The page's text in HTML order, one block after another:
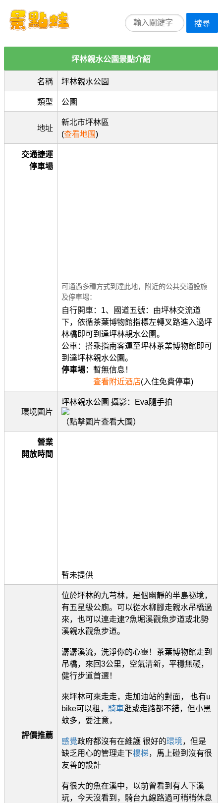
搜尋
坪林親水公園景點介紹
名稱 坪林親水公園
類型 公園
地址
新北市坪林區
(查看地圖)
交通捷運
停車場
可通過多種方式到達此地，附近的公共交通設施
及停車場：
自行開車：1、國道五號：由坪林交流道
下，依循茶葉博物館指標左轉叉路進入過坪
林橋即可到達坪林親水公園。
公車：搭乘指南客運至坪林茶業博物館即可
到達坪林親水公園。
停車場： 暫無信息！
查看附近酒店(入住免費停車)
環境圖片
坪林親水公園 攝影：Eva隨手拍
（點擊圖片查看大圖）
營業
開放時間
暫未提供
評價推薦
位於坪林的九芎林，是個幽靜的半島祕境，
有五星級公廁。可以從水柳腳走親水吊橋過
來，也可以連走逮?魚堀溪觀魚步道或北勢
溪親水觀魚步道。
潺潺溪流，洗淨你的心靈！茶葉博物館走到
吊橋，來回3公里，空氣清新，平穩無礙，
健行步道首選！
來坪林可來走走，走加油站的對面， 也有u
bike可以租， 騎車逛或走路都不錯，但小黑
蚊多，要注意，
感覺政府都沒有在維護 很好的環境，但是
缺乏用心的管理走下樓梯，馬上碰到沒有很
友善的設計
有很大的魚在溪中，以前曾看到有人下溪
玩，今天沒看到，騎台九線路過可稍稍休息